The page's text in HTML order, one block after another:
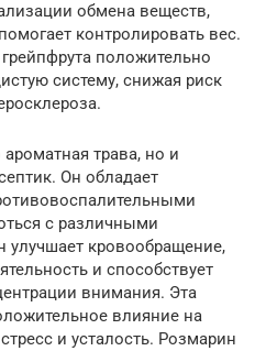
обмена веществ,
контролировать вес.
положительно
систему, снижая риск
трава, но и
Он обладает
с различными
кровообращение,
и способствует
внимания. Эта
влияние на
и усталость. Розмарин